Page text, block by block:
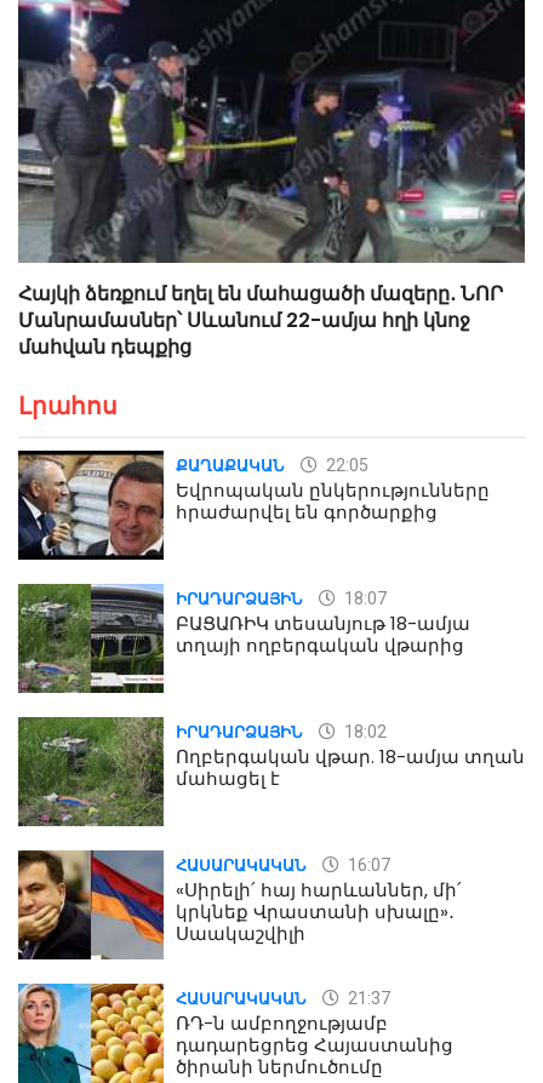
Հայկի ձեռքում եղել են մահացածի մազերը․ ՆՈՐ
Մանրամասներ՝ Սևանում 22-ամյա հղի կնոջ
մահվան դեպքից
Լրահոս
ՔԱՂԱՔԱԿԱՆ 22:05
Եվրոպական ընկերությունները
հրաժարվել են գործարքից
ԻՐԱԴԱՐՁԱՅԻՆ 18:07
ԲԱՑԱՌԻԿ տեսանյութ 18-ամյա
տղայի ողբերգական վթարից
ԻՐԱԴԱՐՁԱՅԻՆ 18:02
Ողբերգական վթար. 18-ամյա տղան
մահացել է
ՀԱՍԱՐԱԿԱԿԱՆ 16:07
«Սիրելի՛ հայ հարևաններ, մի՛
կրկնեք Վրաստանի սխալը»․
Սաակաշվիլի
ՀԱՍԱՐԱԿԱԿԱՆ 21:37
ՌԴ-ն ամբողջությամբ
դադարեցրեց Հայաստանից
ծիրանի ներմուծումը